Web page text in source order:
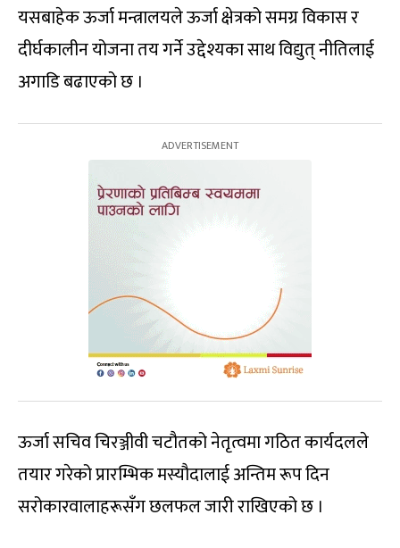
यसबाहेक ऊर्जा मन्त्रालयले ऊर्जा क्षेत्रको समग्र विकास र
दीर्घकालीन योजना तय गर्ने उद्देश्यका साथ विद्युत् नीतिलाई
अगाडि बढाएको छ ।
ऊर्जा सचिव चिरञ्जीवी चटौतको नेतृत्वमा गठित कार्यदलले
तयार गरेको प्रारम्भिक मस्यौदालाई अन्तिम रूप दिन
सरोकारवालाहरूसँग छलफल जारी राखिएको छ ।